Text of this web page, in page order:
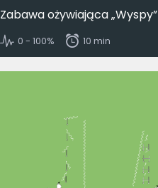
Zabawa ożywiająca „Wyspy”
0 - 100% 10 min